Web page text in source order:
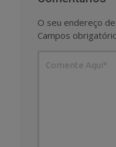
O seu endereço
Campos